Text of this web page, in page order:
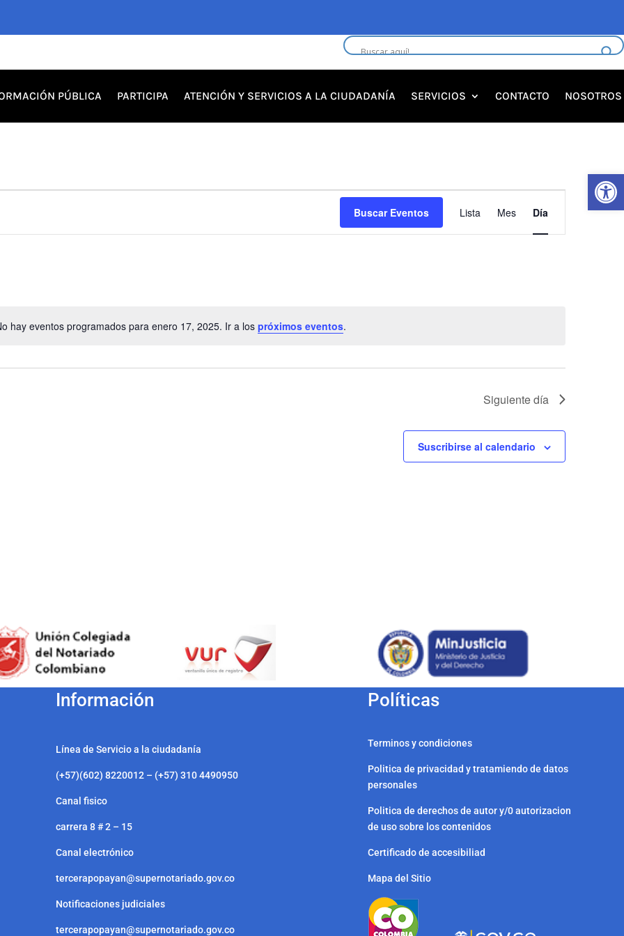
Abrir
PÚBLICA PARTICIPA ATENCIÓN Y SERVICIOS A LA CIUDADANÍA SERVICIOS CONTACTO NOSOTROS
Aviso
hay eventos programados para enero 17, 2025. Ir a los próximos eventos.
Buscar Eventos
de
Lista Mes Día
Siguiente día
Suscribirse al calendario
Información
Línea de Servicio a la ciudadanía
(+57)(602) 8220012 – (+57) 310 4490950
Canal fisico
carrera 8 # 2 – 15
Canal electrónico
tercerapopayan@supernotariado.gov.co
Notificaciones judiciales
tercerapopayan@supernotariado.gov.co
Políticas
Terminos y condiciones
Politica de privacidad y tratamiendo de datos
personales
Politica de derechos de autor y/0 autorizacion
de uso sobre los contenidos
Certificado de accesibiliad
Mapa del Sitio